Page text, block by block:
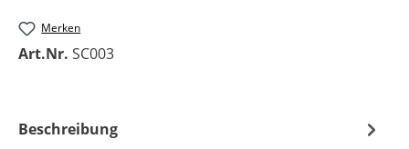
Merken
Art.Nr. SC003
Beschreibung